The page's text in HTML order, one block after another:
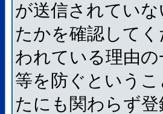
が送信されてい
たかを確認して
われている理由
等を防ぐという
たにも関わらず